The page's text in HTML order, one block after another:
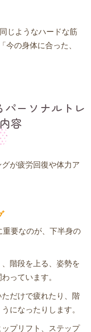
じようなハードな筋
今の身体に合った、
ーソナルトレ
容
が疲労回復や体力ア
要なのが、下半身の
階段を上る、姿勢を
っています。
だけで疲れたり、階
になったりします。
プリフト、ステップ